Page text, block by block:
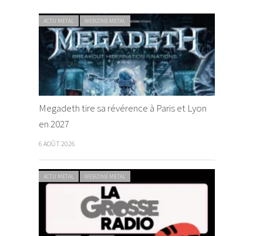
ACTU METAL WEBZINE METAL
Megadeth tire sa révérence à Paris et Lyon
en 2027
6 AOÛT 2026
ACTU METAL WEBZINE METAL